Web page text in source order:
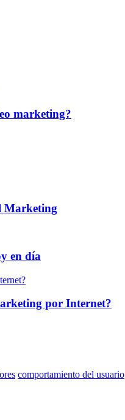
marketing?
Marketing
en día
por Internet?
comportamiento del usuario